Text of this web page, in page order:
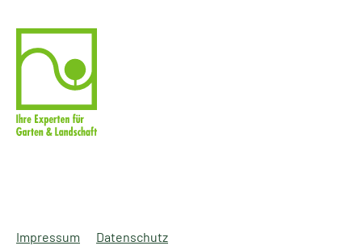
Impressum Datenschutz